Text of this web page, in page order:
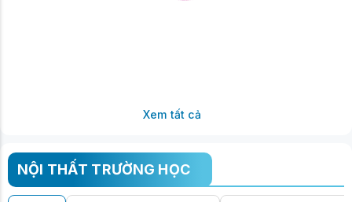
Xem tất cả
NỘI THẤT TRƯỜNG HỌC